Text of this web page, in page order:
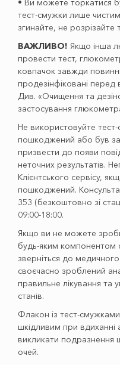
• Ви можете торкатися
тест-смужки лише
згинайте, не
ВАЖЛИВО! Якщо інша
провести тест,
ковпачок завжди
продезінфіковані
Див. «Очищення та
застосування
Не використовуйте
пошкоджений або був
призвести до появи
неточних результатів.
Клієнтського сервісу,
пошкоджений.
353 (безкоштовно зі
09:00-18:00.
Якщо ви не можете
будь-яким компонентом
зверніться до
своєчасно зроблений
правильне лікування та
станів.
Флакон із тест-
шкідливим при
викликати подразнення
очей.